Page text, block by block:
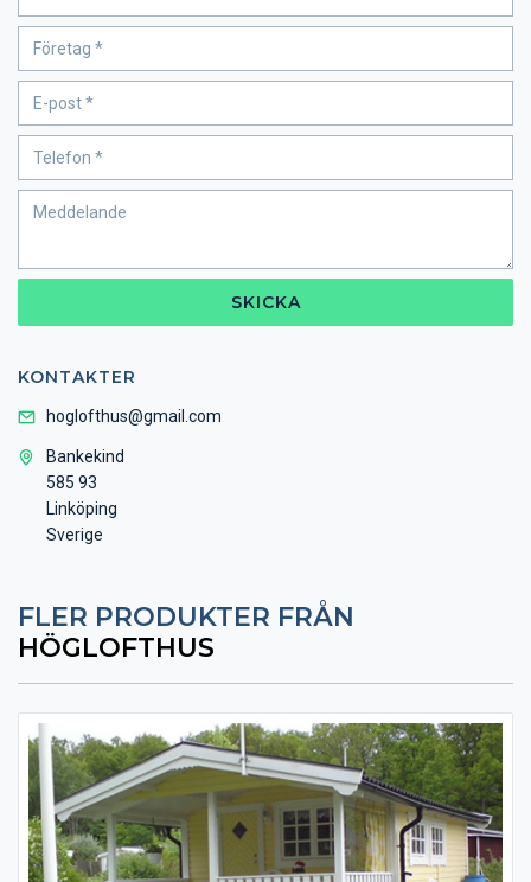
SKICKA
KONTAKTER
hoglofthus@gmail.com
Bankekind
585 93
Linköping
Sverige
FLER PRODUKTER FRÅN
HÖGLOFTHUS